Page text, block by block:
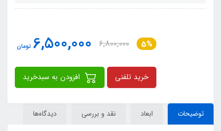
5%
6,800,000
6,500,000 تومان
خرید تلفنی
توضیحات ابعاد نقد و بررسی دیدگاه‌ها